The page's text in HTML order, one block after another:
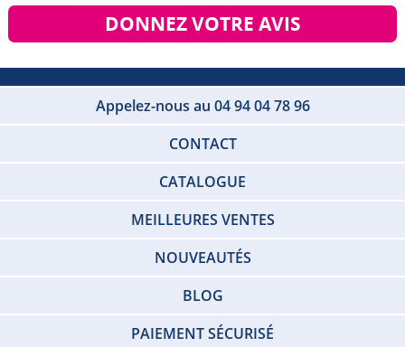
DONNEZ VOTRE AVIS
Appelez-nous au 04 94 04 78 96
CONTACT
CATALOGUE
MEILLEURES VENTES
NOUVEAUTÉS
BLOG
PAIEMENT SÉCURISÉ